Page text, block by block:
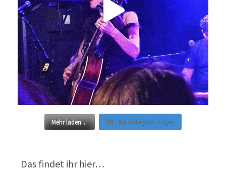
Mehr laden… Auf Instagram folgen
Das findet ihr hier…